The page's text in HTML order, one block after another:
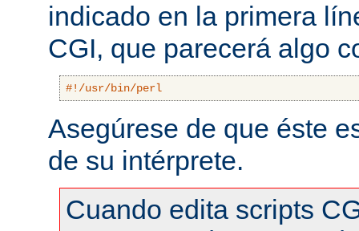
indicado en la primera
CGI, que parecerá algo
#!/usr/bin/perl
Asegúrese de que éste
de su intérprete.
Cuando edita scripts